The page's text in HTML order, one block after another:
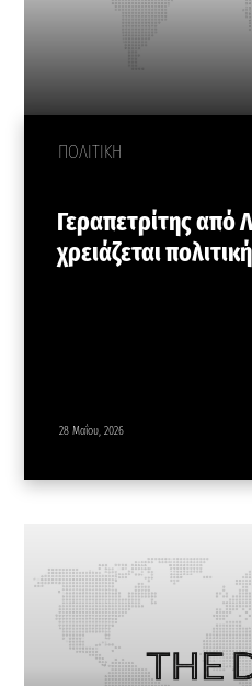
ΠΟΛΙΤΙΚΗ
Γεραπετρίτης από
χρειάζεται
28 Μαΐου, 2026